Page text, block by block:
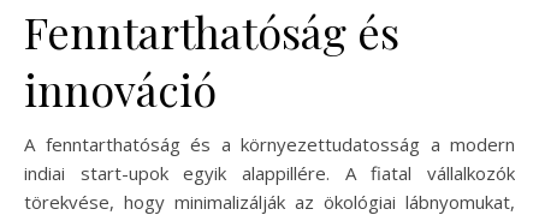
Fenntarthatóság és
innováció
A fenntarthatóság és a környezettudatosság a modern
indiai start-upok egyik alappillére. A fiatal vállalkozók
törekvése, hogy minimalizálják az ökológiai lábnyomukat,